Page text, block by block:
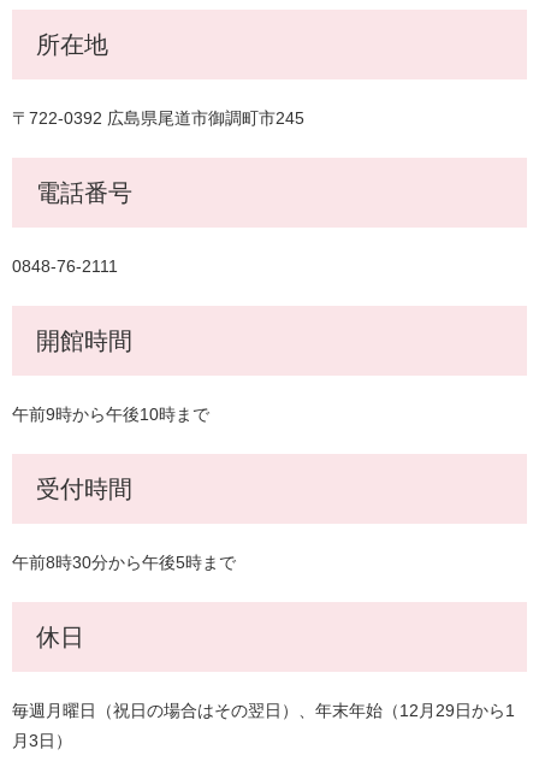
所在地
〒722-0392 広島県尾道市御調町市245
電話番号
0848-76-2111
開館時間
午前9時から午後10時まで
受付時間
午前8時30分から午後5時まで
休日
毎週月曜日（祝日の場合はその翌日）、年末年始（12月29日から1
月3日）